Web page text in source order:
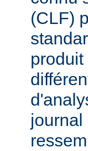
(CLF)
journal